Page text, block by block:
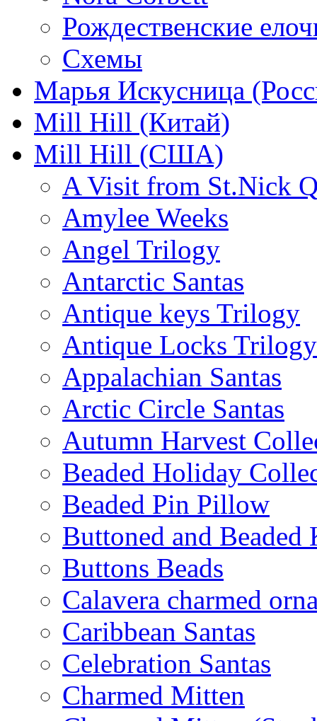
Рождественские
Схемы
Марья Искусница
Mill Hill (Китай)
Mill Hill (США)
A Visit from St.Nick
Amylee Weeks
Angel Trilogy
Antarctic Santas
Antique keys Trilogy
Antique Locks Trilogy
Appalachian Santas
Arctic Circle Santas
Autumn Harvest
Beaded Holiday
Beaded Pin Pillow
Buttoned and Beaded
Buttons Beads
Calavera charmed
Caribbean Santas
Celebration Santas
Charmed Mitten